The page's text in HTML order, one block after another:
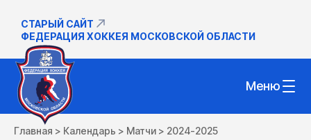
СТАРЫЙ САЙТ
ФЕДЕРАЦИЯ ХОККЕЯ МОСКОВСКОЙ ОБЛАСТИ
Меню
Главная > Календарь > Матчи > 2024-2025